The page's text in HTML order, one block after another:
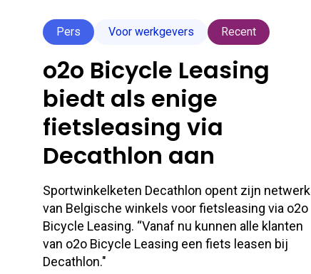
Pers Voor werkgevers Recent
o2o Bicycle Leasing
biedt als enige
fietsleasing via
Decathlon aan
Sportwinkelketen Decathlon opent zijn netwerk
van Belgische winkels voor fietsleasing via o2o
Bicycle Leasing. “Vanaf nu kunnen alle klanten
van o2o Bicycle Leasing een fiets leasen bij
Decathlon."